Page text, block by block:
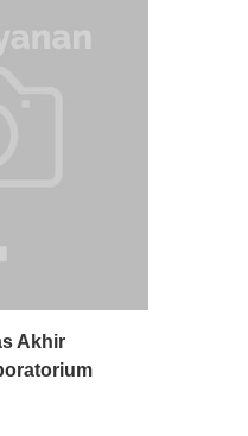
Detail
Akhir